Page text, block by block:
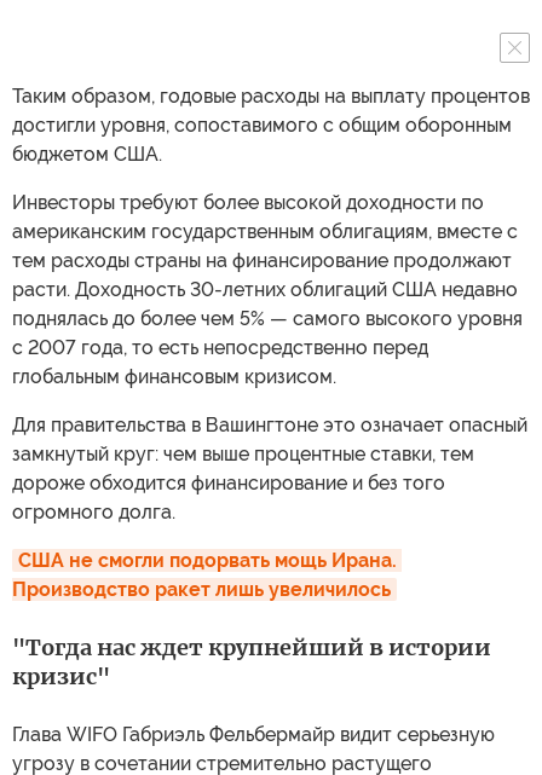
Таким образом, годовые расходы на выплату процентов
достигли уровня, сопоставимого с общим оборонным
бюджетом США.
Инвесторы требуют более высокой доходности по
американским государственным облигациям, вместе с
тем расходы страны на финансирование продолжают
расти. Доходность 30-летних облигаций США недавно
поднялась до более чем 5% — самого высокого уровня
с 2007 года, то есть непосредственно перед
глобальным финансовым кризисом.
Для правительства в Вашингтоне это означает опасный
замкнутый круг: чем выше процентные ставки, тем
дороже обходится финансирование и без того
огромного долга.
США не смогли подорвать мощь Ирана.
Производство ракет лишь увеличилось
"Тогда нас ждет крупнейший в истории
кризис"
Глава WIFO Габриэль Фельбермайр видит серьезную
угрозу в сочетании стремительно растущего